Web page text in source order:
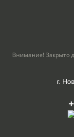
Внимание! Закрыто
г.